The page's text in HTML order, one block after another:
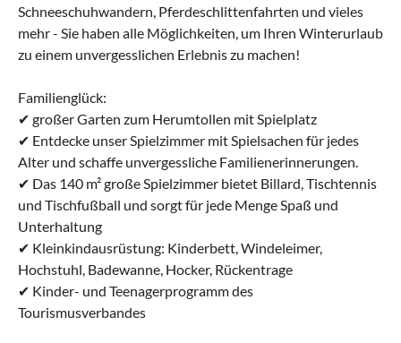
Schneeschuhwandern, Pferdeschlittenfahrten und vieles
mehr - Sie haben alle Möglichkeiten, um Ihren Winterurlaub
zu einem unvergesslichen Erlebnis zu machen!
Familienglück:
✔ großer Garten zum Herumtollen mit Spielplatz
✔ Entdecke unser Spielzimmer mit Spielsachen für jedes
Alter und schaffe unvergessliche Familienerinnerungen.
✔ Das 140 m² große Spielzimmer bietet Billard, Tischtennis
und Tischfußball und sorgt für jede Menge Spaß und
Unterhaltung
✔ Kleinkindausrüstung: Kinderbett, Windeleimer,
Hochstuhl, Badewanne, Hocker, Rückentrage
✔ Kinder- und Teenagerprogramm des
Tourismusverbandes